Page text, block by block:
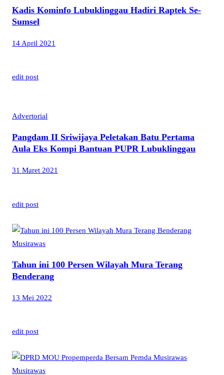
Kadis Kominfo Lubuklinggau Hadiri Raptek Se-
Sumsel
14 April 2021
edit post
Advertorial
Pangdam II Sriwijaya Peletakan Batu Pertama
Aula Eks Kompi Bantuan PUPR Lubuklinggau
31 Maret 2021
edit post
Musirawas
Tahun ini 100 Persen Wilayah Mura Terang
Benderang
13 Mei 2022
edit post
Musirawas